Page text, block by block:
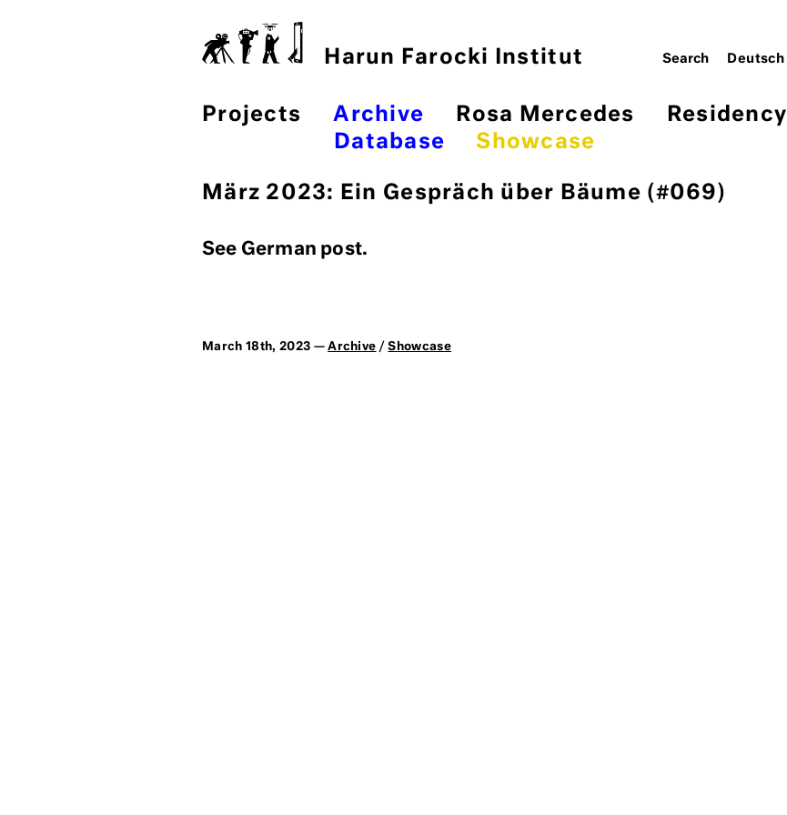
Harun Farocki Institut
Projects
Archive
Database
Showcase
Rosa Mercedes Residency
Deutsch
März 2023: Ein Gespräch über Bäume (#069)
See German post.
March 18th, 2023 —Archive /Showcase